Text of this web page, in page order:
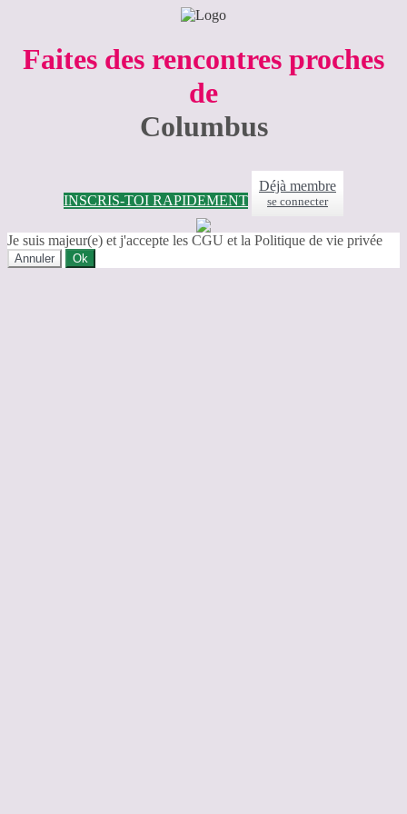
Faites des rencontres proches
de
Columbus
INSCRIS-TOI RAPIDEMENT
Déjà membre
se connecter
Je suis majeur(e) et j'accepte les CGU et la Politique de vie privée
Annuler Ok